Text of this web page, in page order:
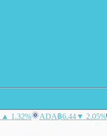
▲ 1.32% ADA฿6.44▼ 2.05%